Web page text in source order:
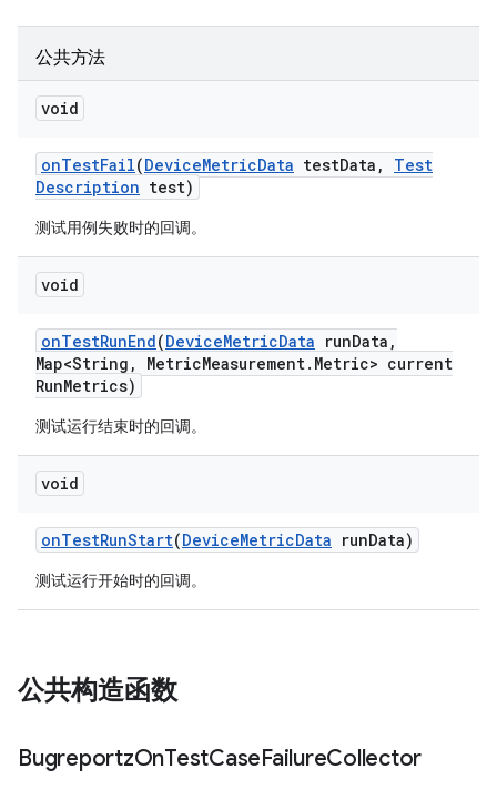
公共方法
void
onTestFail(DeviceMetricData testData ,
Test
Description test)
测试用例失败时的回调。
void
onTestRunEnd(DeviceMetricData runData ,
Map<String , MetricMeasurement. Metric> current
RunMetrics)
测试运行结束时的回调。
void
onTestRunStart(DeviceMetricData runData)
测试运行开始时的回调。
公共构造函数
BugreportzOnTestCaseFailureCollector